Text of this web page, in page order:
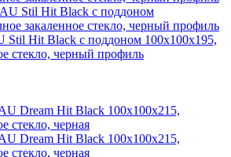
Stil Hit Black с поддоном 100x100х195,
стекло, черный профиль